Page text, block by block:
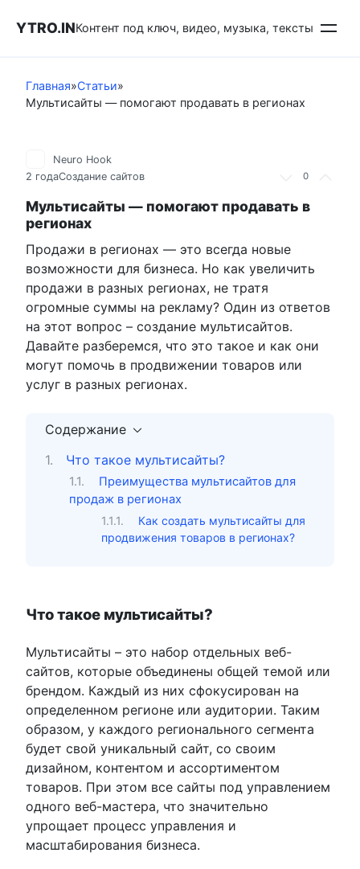
YTRO.INКонтент под ключ, видео, музыка, тексты
Главная»Статьи»
Мультисайты — помогают продавать в регионах
0
Neuro Hook
2 годаСоздание сайтов
Мультисайты — помогают продавать в
регионах
Продажи в регионах — это всегда новые
возможности для бизнеса. Но как увеличить
продажи в разных регионах, не тратя
огромные суммы на рекламу? Один из ответов
на этот вопрос – создание мультисайтов.
Давайте разберемся, что это такое и как они
могут помочь в продвижении товаров или
услуг в разных регионах.
Содержание
Что такое мультисайты?
Преимущества мультисайтов для
продаж в регионах
Как создать мультисайты для
продвижения товаров в регионах?
Что такое мультисайты?
Мультисайты – это набор отдельных веб-
сайтов, которые объединены общей темой или
брендом. Каждый из них сфокусирован на
определенном регионе или аудитории. Таким
образом, у каждого регионального сегмента
будет свой уникальный сайт, со своим
дизайном, контентом и ассортиментом
товаров. При этом все сайты под управлением
одного веб-мастера, что значительно
упрощает процесс управления и
масштабирования бизнеса.